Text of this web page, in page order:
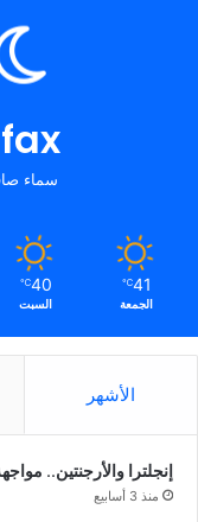
سماء
41
℃
الجمعة
40
℃
السبت
الأشهر
إنجلترا والأرجنتين..
منذ 3 أسابيع